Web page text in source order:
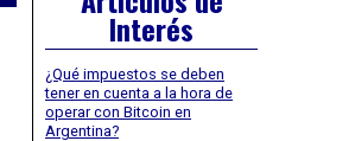
Interés
¿Qué impuestos se deben
tener en cuenta a la hora de
operar con Bitcoin en
Argentina?